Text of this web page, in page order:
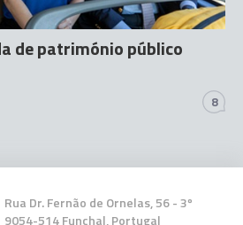
de património público
8
Rua Dr. Fernão de Ornelas, 56 - 3º
9054-514 Funchal, Portugal